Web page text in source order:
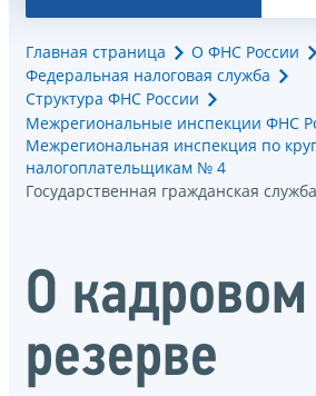
Главная страница
О ФНС России
Федеральная налоговая служба
Структура ФНС России
Межрегиональные инспекции ФНС
Межрегиональная инспекция по
налогоплательщикам № 4
Государственная гражданская
О кадровом
резерве